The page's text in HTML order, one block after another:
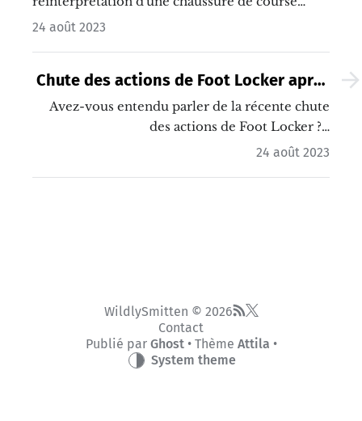
classique. Préparez-vous à découvrir la Nike P-
24 août 2023
Chute des actions de Foot Locker après
une baisse des bénéfices au deuxième
trimestre
Avez-vous entendu parler de la récente chute
des actions de Foot Locker ?…
24 août 2023
WildlySmitten © 2026
Contact
Publié par Ghost• Thème Attila •
System theme